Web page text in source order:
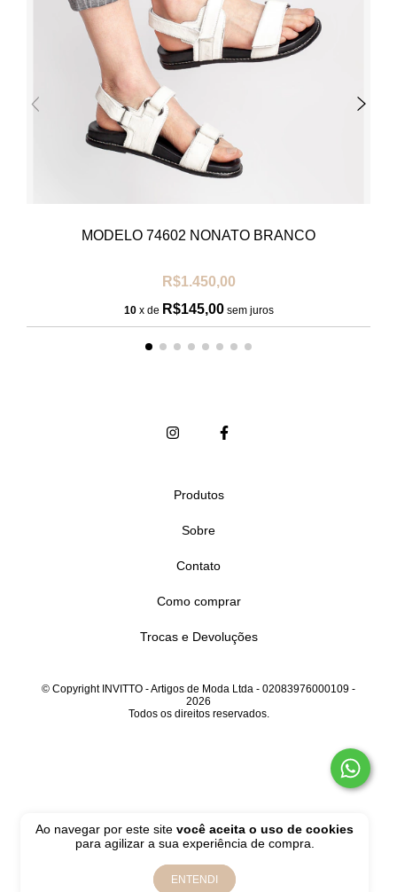
Ao navegar por este sitevocê aceita o uso de cookies
para agilizar a sua experiência de compra.
ENTENDI
MODELO 74602 NONATO BRANCO
R$1.450,00
10 x de R$145,00 sem juros
Produtos
Sobre
Contato
Como comprar
Trocas e Devoluções
© Copyright INVITTO - Artigos de Moda Ltda - 02083976000109 -
2026
Todos os direitos reservados.